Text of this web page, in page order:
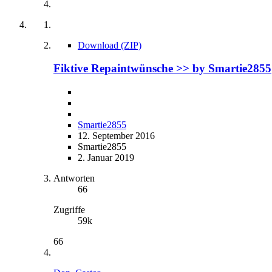
Download (ZIP)
Fiktive Repaintwünsche >> by Smartie2855
Smartie2855
12. September 2016
Smartie2855
2. Januar 2019
Antworten
66
Zugriffe
59k
66